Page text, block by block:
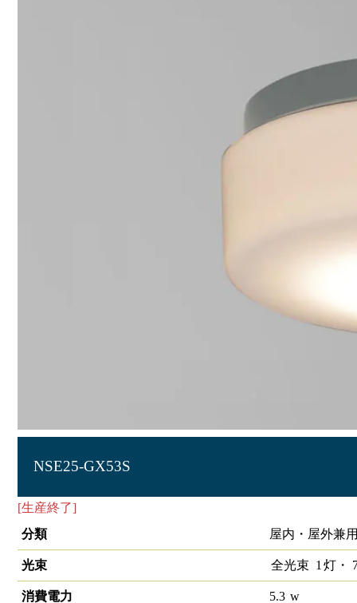
NSE25-GX53S
[生産終了]
分類
屋内・屋外兼
光束 全光束 1 灯・
消費電力 5.3 w